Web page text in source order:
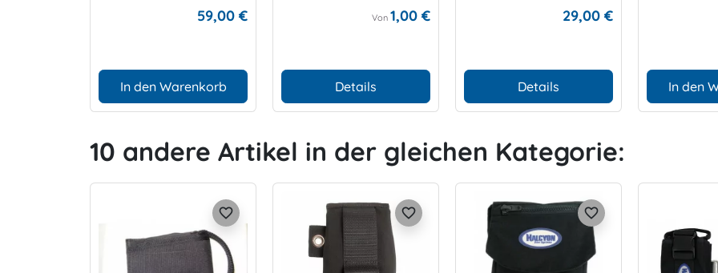
59,00 €
In den Warenkorb
Von 1,00 €
Details
29,00 €
Details In den
10 andere Artikel in der gleichen Kategorie:
favorite_border favorite_border favorite_border